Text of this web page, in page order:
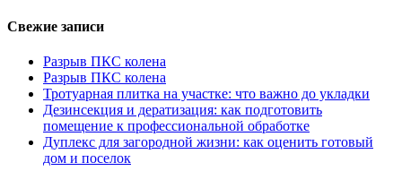
Свежие записи
Разрыв ПКС колена
Разрыв ПКС колена
Тротуарная плитка на участке: что важно до укладки
Дезинсекция и дератизация: как подготовить
помещение к профессиональной обработке
Дуплекс для загородной жизни: как оценить готовый
дом и поселок